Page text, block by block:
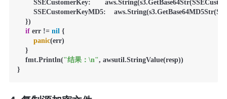
SSECustomerKey:
SSECustomerKeyMD5:
    })
if err != nil {
panic(err)
    }
    fmt.Println(
"结果：\n", awsutil.StringValue(resp))
}